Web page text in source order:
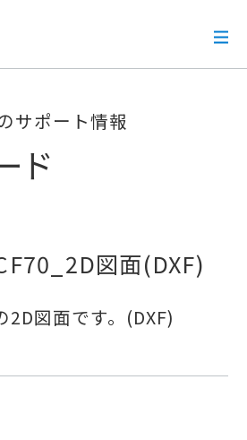
サポート情報
ド
図面(DXF)
2D図面です。(DXF)